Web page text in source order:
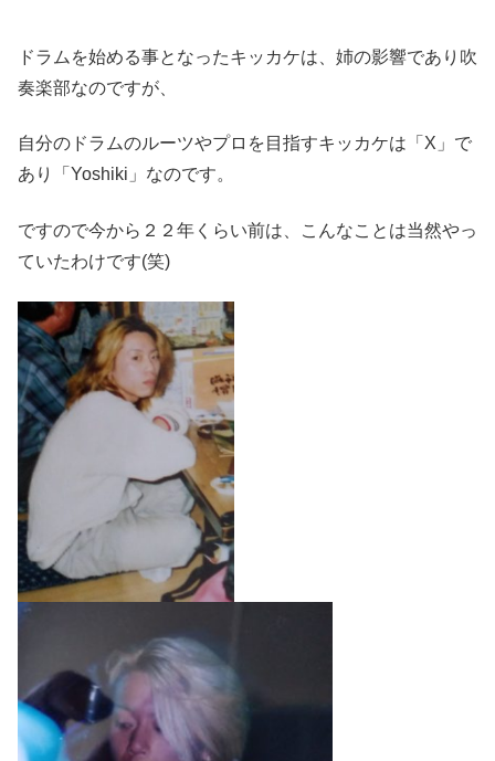
ドラムを始める事となったキッカケは、姉の影響であり吹
奏楽部なのですが、
自分のドラムのルーツやプロを目指すキッカケは「X」で
あり「Yoshiki」なのです。
ですので今から２２年くらい前は、こんなことは当然やっ
ていたわけです(笑)